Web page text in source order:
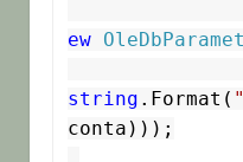
ew
string .Format(
conta)));